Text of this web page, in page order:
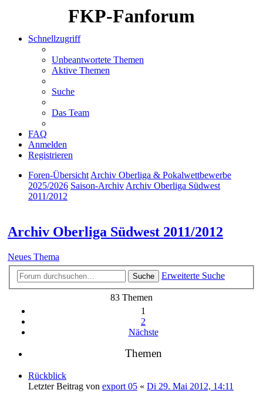
FKP-Fanforum
Schnellzugriff
Unbeantwortete Themen
Aktive Themen
Suche
Das Team
FAQ
Anmelden
Registrieren
Foren-Übersicht Archiv Oberliga & Pokalwettbewerbe
2025/2026 Saison-Archiv Archiv Oberliga Südwest
2011/2012
Archiv Oberliga Südwest 2011/2012
Neues Thema
Suche Erweiterte Suche
83 Themen
1
2
Nächste
Themen
Rückblick
Letzter Beitrag von export 05 « Di 29. Mai 2012, 14:11